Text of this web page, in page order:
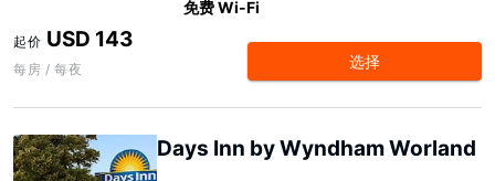
免费 Wi-Fi
起价 USD 143
每房 / 每夜 选择
Days Inn by Wyndham Worland